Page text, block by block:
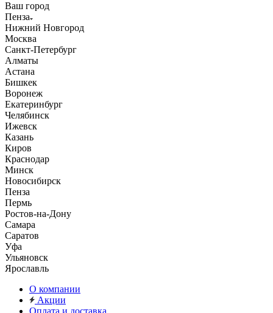
Ваш город
Пенза
Нижний Новгород
Москва
Санкт-Петербург
Алматы
Астана
Бишкек
Воронеж
Екатеринбург
Челябинск
Ижевск
Казань
Киров
Краснодар
Минск
Новосибирск
Пенза
Пермь
Ростов-на-Дону
Самара
Саратов
Уфа
Ульяновск
Ярославль
О компании
Акции
Оплата и доставка